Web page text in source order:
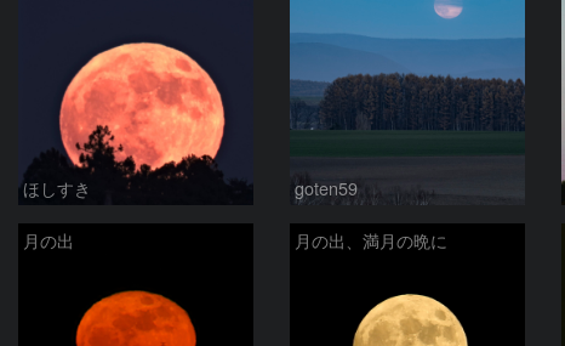
ほしすき goten59
月の出 月の出、満月の晩に